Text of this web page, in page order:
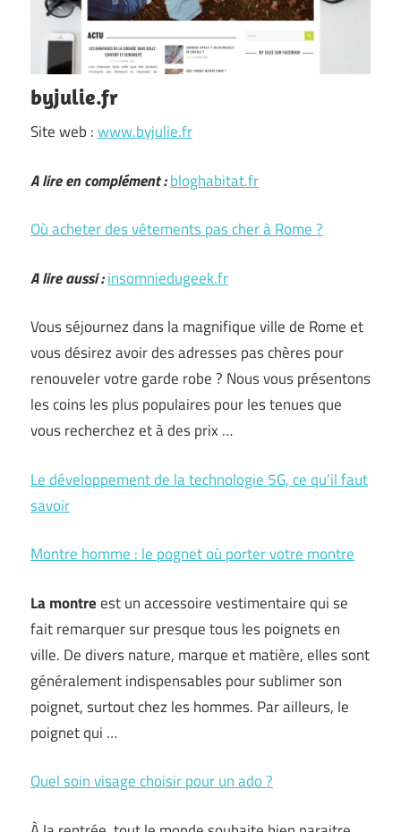
byjulie.fr
Site web :www.byjulie.fr
A lire en complément :bloghabitat.fr
Où acheter des vêtements pas cher à Rome ?
A lire aussi :insomniedugeek.fr
Vous séjournez dans la magnifique ville de Rome et
vous désirez avoir des adresses pas chères pour
renouveler votre garde robe ? Nous vous présentons
les coins les plus populaires pour les tenues que
vous recherchez et à des prix …
Le développement de la technologie 5G, ce qu’il faut
savoir
Montre homme : le pognet où porter votre montre
La montreest un accessoire vestimentaire qui se
fait remarquer sur presque tous les poignets en
ville. De divers nature, marque et matière, elles sont
généralement indispensables pour sublimer son
poignet, surtout chez les hommes. Par ailleurs, le
poignet qui …
Quel soin visage choisir pour un ado ?